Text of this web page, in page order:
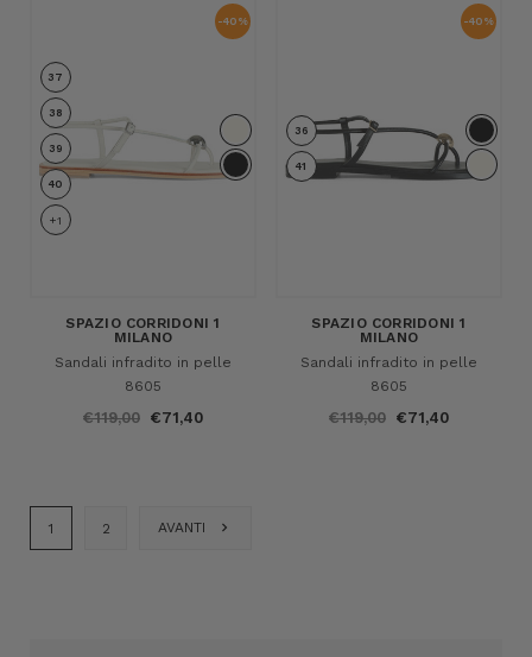
-40%
37
38
39
40
+1
SPAZIO CORRIDONI 1
MILANO
Sandali infradito in pelle
8605
€119,00 €71,40
-40%
36
41
SPAZIO CORRIDONI 1
MILANO
Sandali infradito in pelle
8605
€119,00 €71,40
1 2 AVANTI